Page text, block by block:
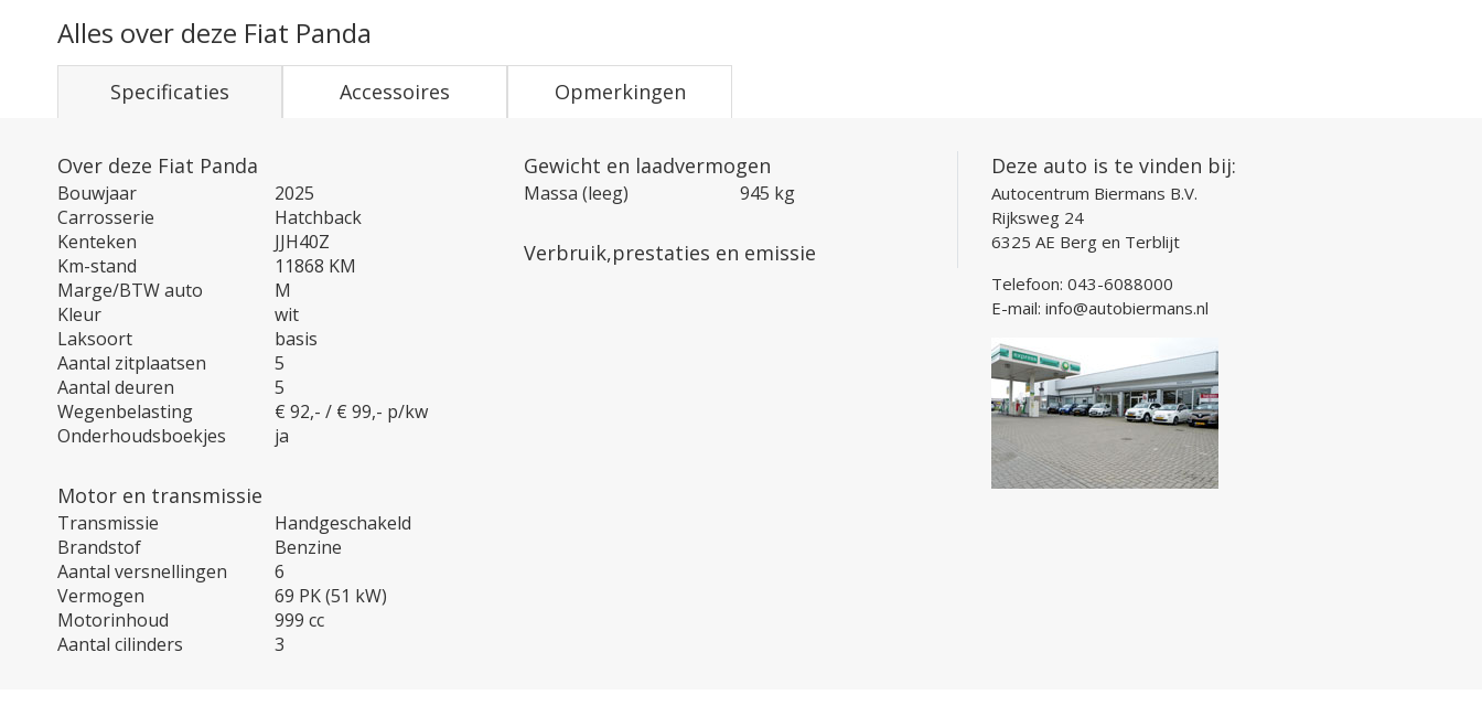
Alles over deze Fiat Panda
Specificaties Accessoires Opmerkingen
Over deze Fiat Panda
Bouwjaar
2025
Carrosserie
Hatchback
Kenteken
JJH40Z
Km-stand
11868 KM
Marge/BTW auto
M
Kleur
wit
Laksoort
basis
Aantal zitplaatsen
5
Aantal deuren
5
Wegenbelasting
€ 92,- / € 99,- p/kw
Onderhoudsboekjes
ja
Motor en transmissie
Transmissie
Handgeschakeld
Brandstof
Benzine
Aantal versnellingen
6
Vermogen
69 PK (51 kW)
Motorinhoud
999 cc
Aantal cilinders
3
Gewicht en laadvermogen
Massa (leeg) 945 kg
Verbruik,prestaties en emissie
Deze auto is te vinden bij:
Autocentrum Biermans B.V.
Rijksweg 24
6325 AE Berg en Terblijt
Telefoon: 043-6088000
E-mail: info@autobiermans.nl